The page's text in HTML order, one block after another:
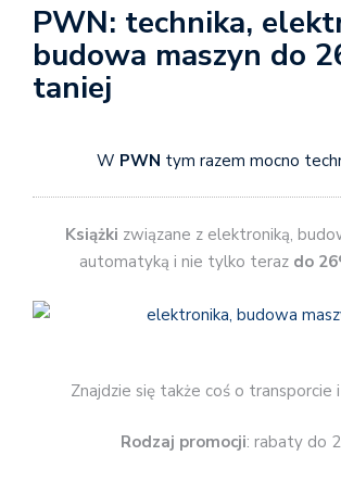
PWN: technika,
budowa maszyn do
taniej
W PWN tym razem mocno
Książki związane z elektroniką,
automatyką i nie tylko teraz do
Znajdzie się także coś o transporcie
Rodzaj promocji: rabaty do